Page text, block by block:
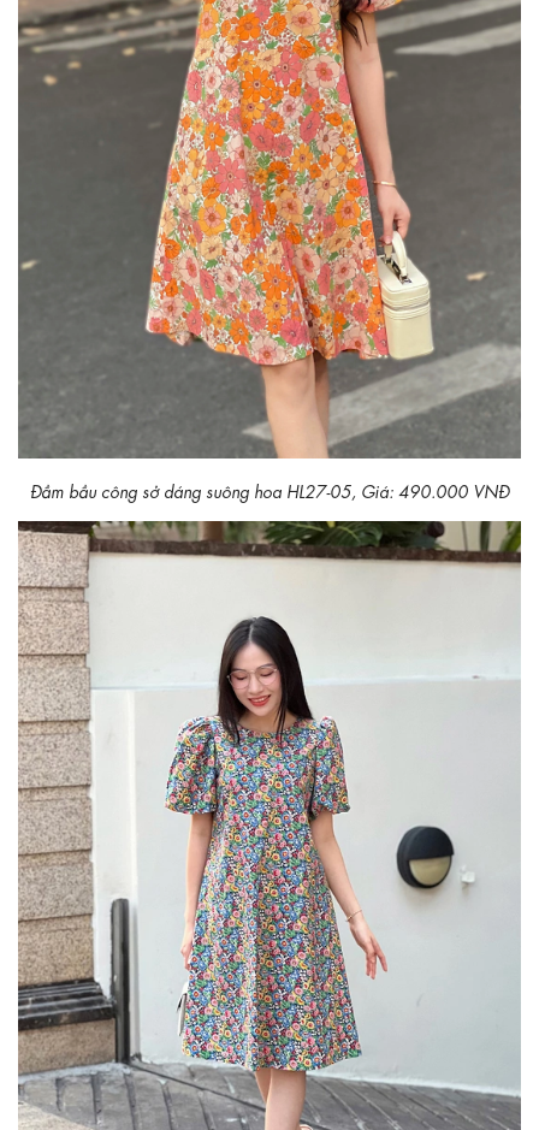
Đầm bầu công sở dáng suông hoa HL27-05, Giá: 490.000 VNĐ